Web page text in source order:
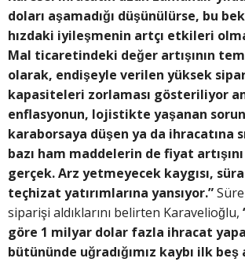
doları aşamadığı düşünülürse, bu
hızdaki iyileşmenin artçı etkileri
Mal ticaretindeki değer artışının
olarak, endişeyle verilen yüksek
kapasiteleri zorlaması gösteriliyor
enflasyonun, lojistikte yaşanan
karaborsaya düşen ya da ihracatına
bazı ham maddelerin de fiyat
gerçek. Arz yetmeyecek kaygısı,
teçhizat yatırımlarına yansıyor.”
siparişi aldıklarını belirten Karavelioğlu,
göre 1 milyar dolar fazla ihracat
bütününde uğradığımız kaybı ilk